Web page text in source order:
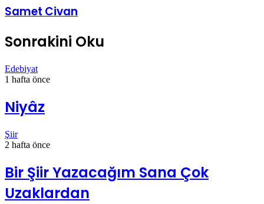
Samet Civan
Sonrakini Oku
Edebiyat
1 hafta önce
Niyâz
Şiir
2 hafta önce
Bir Şiir Yazacağım Sana Çok
Uzaklardan